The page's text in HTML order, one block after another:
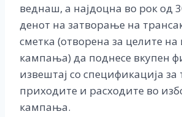
веднаш, а најдоцна во рок од
денот на затворање на
сметка (отворена за целите на
кампања) да поднесе вкупен
извештај со спецификација
приходите и расходите во
кампања.